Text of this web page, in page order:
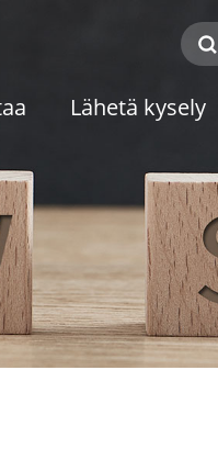
Lähetä kysely